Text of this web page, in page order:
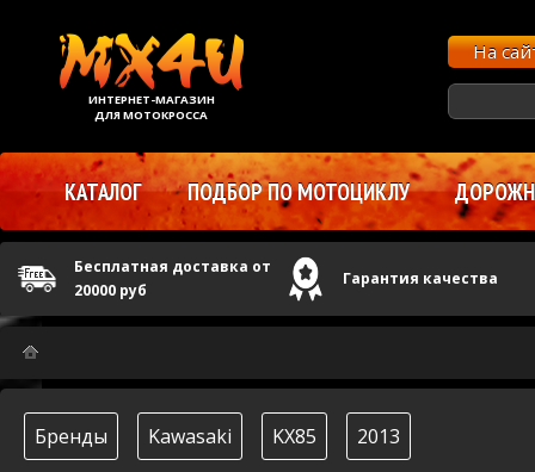
Бренды Kawasaki KX85 2013
ИНТЕРНЕТ-МАГАЗИН
ДЛЯ МОТОКРОССА
На
КАТАЛОГ ПОДБОР ПО МОТОЦИКЛУ
Бесплатная доставка от
20000 руб
Гарантия качества